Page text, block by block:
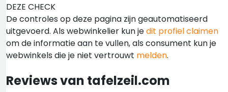
DEZE CHECK
De controles op deze pagina zijn geautomatiseerd
uitgevoerd. Als webwinkelier kun jedit profiel claimen
om de informatie aan te vullen, als consument kun je
webwinkels die je niet vertrouwt melden.
Reviews van tafelzeil.com